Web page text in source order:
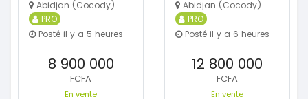
Abidjan (Cocody)
PRO
Posté il y a 5 heures
8 900 000
FCFA
En vente
Abidjan (Cocody)
PRO
Posté il y a 6 heures
12 800 000
FCFA
En vente